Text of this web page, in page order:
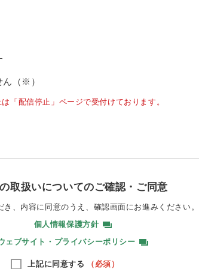
ん（※）
「配信停止」ページで受付けております。
取扱いについてのご確認・ご同意
、内容に同意のうえ、 確認画面にお進みください。
個人情報保護方針
ェブサイト・プライバシーポリシー
上記に同意する （必須）